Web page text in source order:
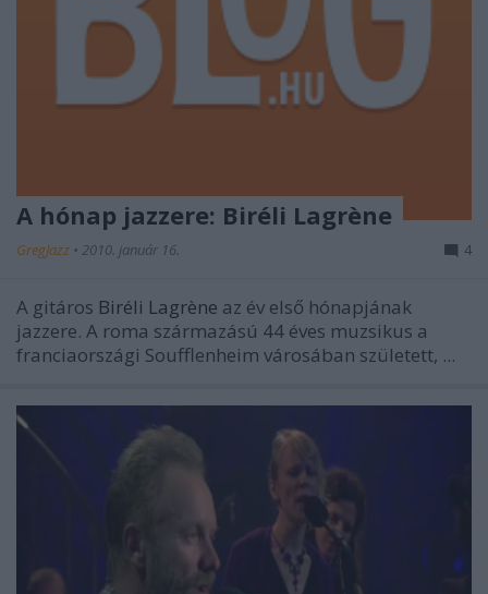
A hónap jazzere: Biréli Lagrène
GregJazz • 2010. január 16. 4
A gitáros Biréli Lagrène az év első hónapjának
jazzere. A roma származású 44 éves muzsikus a
franciaországi Soufflenheim városában született, ...